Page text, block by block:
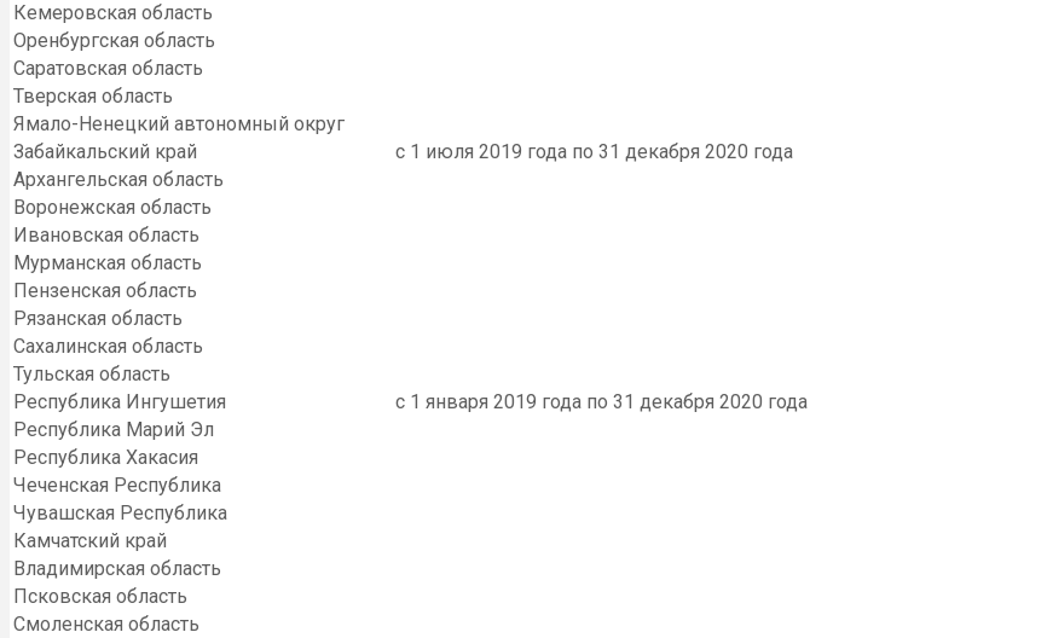
Кемеровская область
Оренбургская область
Саратовская область
Тверская область
Ямало-Ненецкий автономный округ
Забайкальский край
с 1 июля 2019 года по 31 декабря 2020 года
Архангельская область
Воронежская область
Ивановская область
Мурманская область
Пензенская область
Рязанская область
Сахалинская область
Тульская область
Республика Ингушетия
с 1 января 2019 года по 31 декабря 2020 года
Республика Марий Эл
Республика Хакасия
Чеченская Республика
Чувашская Республика
Камчатский край
Владимирская область
Псковская область
Смоленская область